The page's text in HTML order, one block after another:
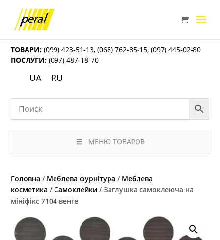
ТОВАРИ: (099) 423-51-13,(068) 762-85-15,(097) 445-02-80
ПОСЛУГИ: (097) 487-18-70
UA RU
МЕНЮ ТОВАРОВ
Головна / Меблева фурнітура / Меблева
косметика /Самоклейки / Заглушка самоклеюча на
мініфікс 7104 венге